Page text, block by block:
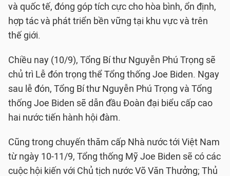
và quốc tế, đóng góp tích cực cho hòa bình, ổn định,
hợp tác và phát triển bền vững tại khu vực và trên
thế giới.
Chiều nay (10/9), Tổng Bí thư Nguyễn Phú Trọng sẽ
chủ trì Lễ đón trọng thể Tổng thống Joe Biden. Ngay
sau lễ đón, Tổng Bí thư Nguyễn Phú Trọng và Tổng
thống Joe Biden sẽ dẫn đầu Đoàn đại biểu cấp cao
hai nước tiến hành hội đàm.
Cũng trong chuyến thăm cấp Nhà nước tới Việt Nam
từ ngày 10-11/9, Tổng thống Mỹ Joe Biden sẽ có các
cuộc hội kiến với Chủ tịch nước Võ Văn Thưởng; Thủ